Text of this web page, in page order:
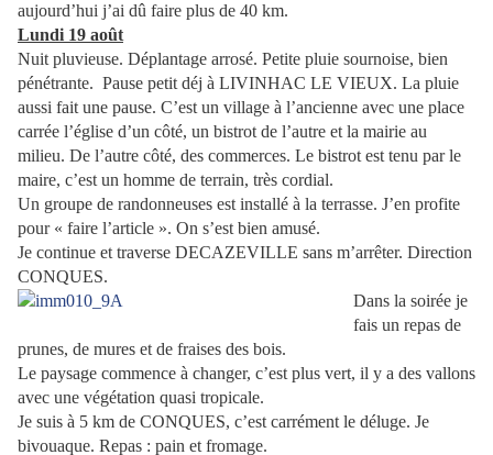
aujourd’hui j’ai dû faire plus de 40 km.
Lundi 19 août
Nuit pluvieuse. Déplantage arrosé. Petite pluie sournoise, bien
pénétrante. Pause petit déj à LIVINHAC LE VIEUX. La pluie
aussi fait une pause. C’est un village à l’ancienne avec une place
carrée l’église d’un côté, un bistrot de l’autre et la mairie au
milieu. De l’autre côté, des commerces. Le bistrot est tenu par le
maire, c’est un homme de terrain, très cordial.
Un groupe de randonneuses est installé à la terrasse. J’en profite
pour « faire l’article ». On s’est bien amusé.
Je continue et traverse DECAZEVILLE sans m’arrêter. Direction
CONQUES.
Dans la soirée je
fais un repas de
prunes, de mures et de fraises des bois.
Le paysage commence à changer, c’est plus vert, il y a des vallons
avec une végétation quasi tropicale.
Je suis à 5 km de CONQUES, c’est carrément le déluge. Je
bivouaque. Repas : pain et fromage.